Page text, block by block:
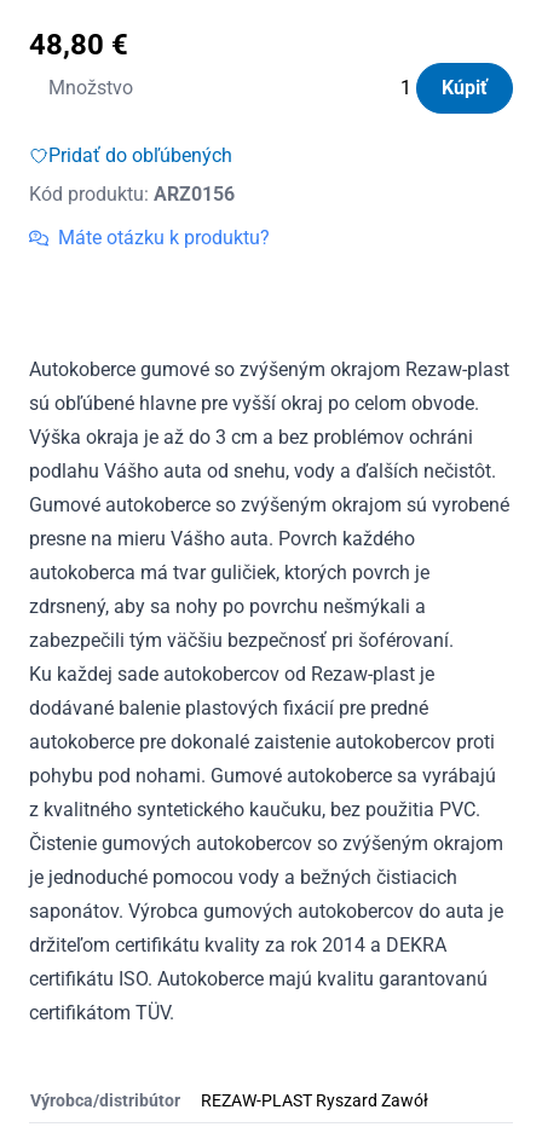
48,80 €
Množstvo
množstvo
gumové
zvýšeným
okrajom
-
2009
Kúpiť
Pridať do obľúbených
Kód produktu: ARZ0156
Máte otázku k produktu?
Autokoberce gumové so zvýšeným okrajom Rezaw-plast
sú obľúbené hlavne pre vyšší okraj po celom obvode.
Výška okraja je až do 3 cm a bez problémov ochráni
podlahu Vášho auta od snehu, vody a ďalších nečistôt.
Gumové autokoberce so zvýšeným okrajom sú vyrobené
presne na mieru Vášho auta. Povrch každého
autokoberca má tvar guličiek, ktorých povrch je
zdrsnený, aby sa nohy po povrchu nešmýkali a
zabezpečili tým väčšiu bezpečnosť pri šoférovaní.
Ku každej sade autokobercov od Rezaw-plast je
dodávané balenie plastových fixácií pre predné
autokoberce pre dokonalé zaistenie autokobercov proti
pohybu pod nohami. Gumové autokoberce sa vyrábajú
z kvalitného syntetického kaučuku, bez použitia PVC.
Čistenie gumových autokobercov so zvýšeným okrajom
je jednoduché pomocou vody a bežných čistiacich
saponátov. Výrobca gumových autokobercov do auta je
držiteľom certifikátu kvality za rok 2014 a DEKRA
certifikátu ISO. Autokoberce majú kvalitu garantovanú
certifikátom TÜV.
Výrobca/distribútor REZAW-PLAST Ryszard Zawół